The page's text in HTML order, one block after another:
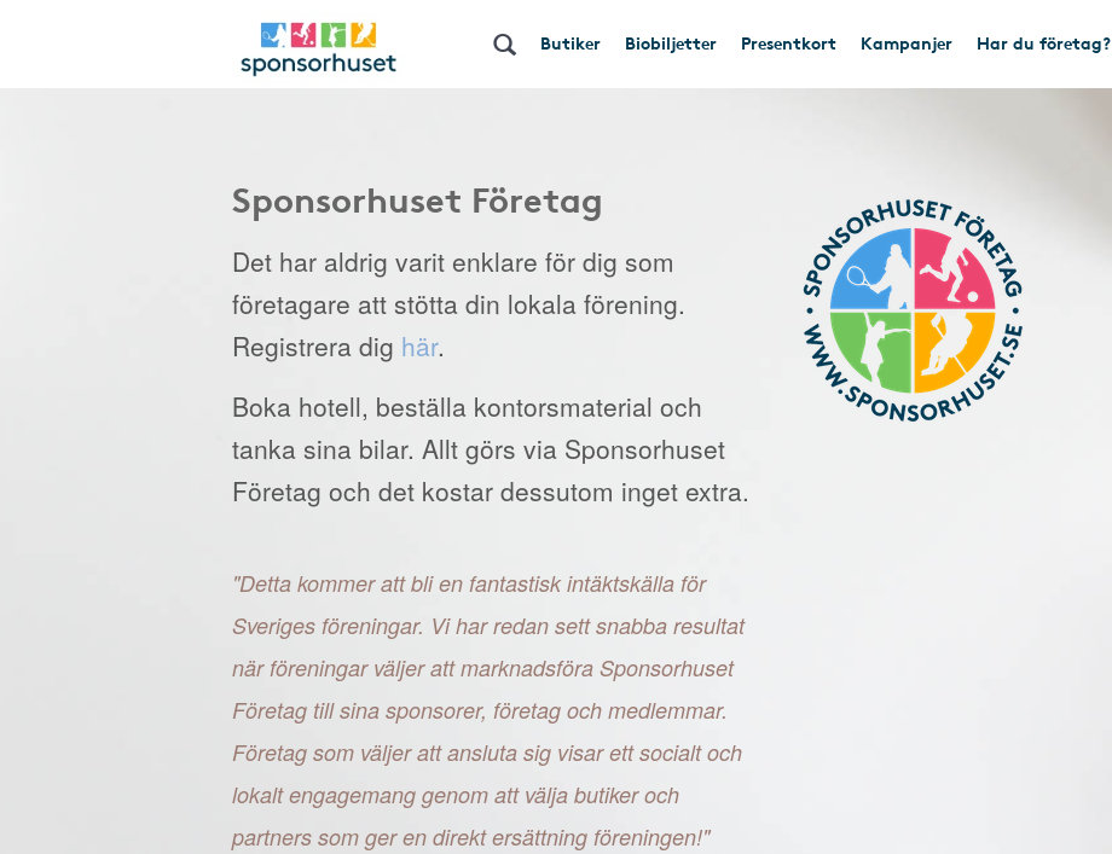
Butiker Biobiljetter Presentkort Kampanjer Har du företag?
Sponsorhuset Företag
Det har aldrig varit enklare för dig som
företagare att stötta din lokala förening.
Registrera dig här.
Boka hotell, beställa kontorsmaterial och
tanka sina bilar. Allt görs via Sponsorhuset
Företag och det kostar dessutom inget extra.
"Detta kommer att bli en fantastisk intäktskälla för
Sveriges föreningar. Vi har redan sett snabba resultat
när föreningar väljer att marknadsföra Sponsorhuset
Företag till sina sponsorer, företag och medlemmar.
Företag som väljer att ansluta sig visar ett socialt och
lokalt engagemang genom att välja butiker och
partners som ger en direkt ersättning föreningen!"